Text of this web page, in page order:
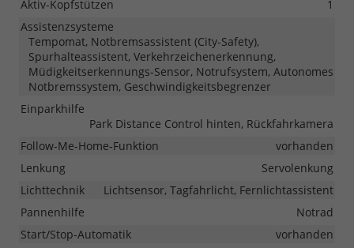
Aktiv-Kopfstützen
1
Assistenzsysteme
Tempomat, Notbremsassistent (City-Safety),
Spurhalteassistent, Verkehrzeichenerkennung,
Müdigkeitserkennungs-Sensor, Notrufsystem, Autonomes
Notbremssystem, Geschwindigkeitsbegrenzer
Einparkhilfe
Park Distance Control hinten, Rückfahrkamera
Follow-Me-Home-Funktion
vorhanden
Lenkung
Servolenkung
Lichttechnik
Lichtsensor, Tagfahrlicht, Fernlichtassistent
Pannenhilfe
Notrad
Start/Stop-Automatik
vorhanden